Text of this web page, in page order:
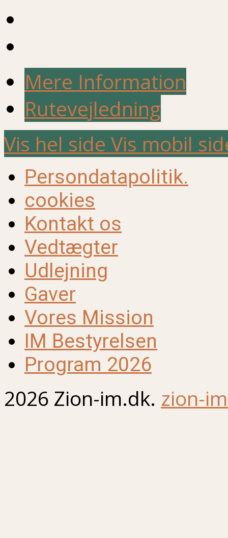
Mere Information
Rutevejledning
Vis hel side Vis mobil
Persondatapolitik.
cookies
Kontakt os
Vedtægter
Udlejning
Gaver
Vores Mission
IM Bestyrelsen
Program 2026
2026 Zion-im.dk. zion-